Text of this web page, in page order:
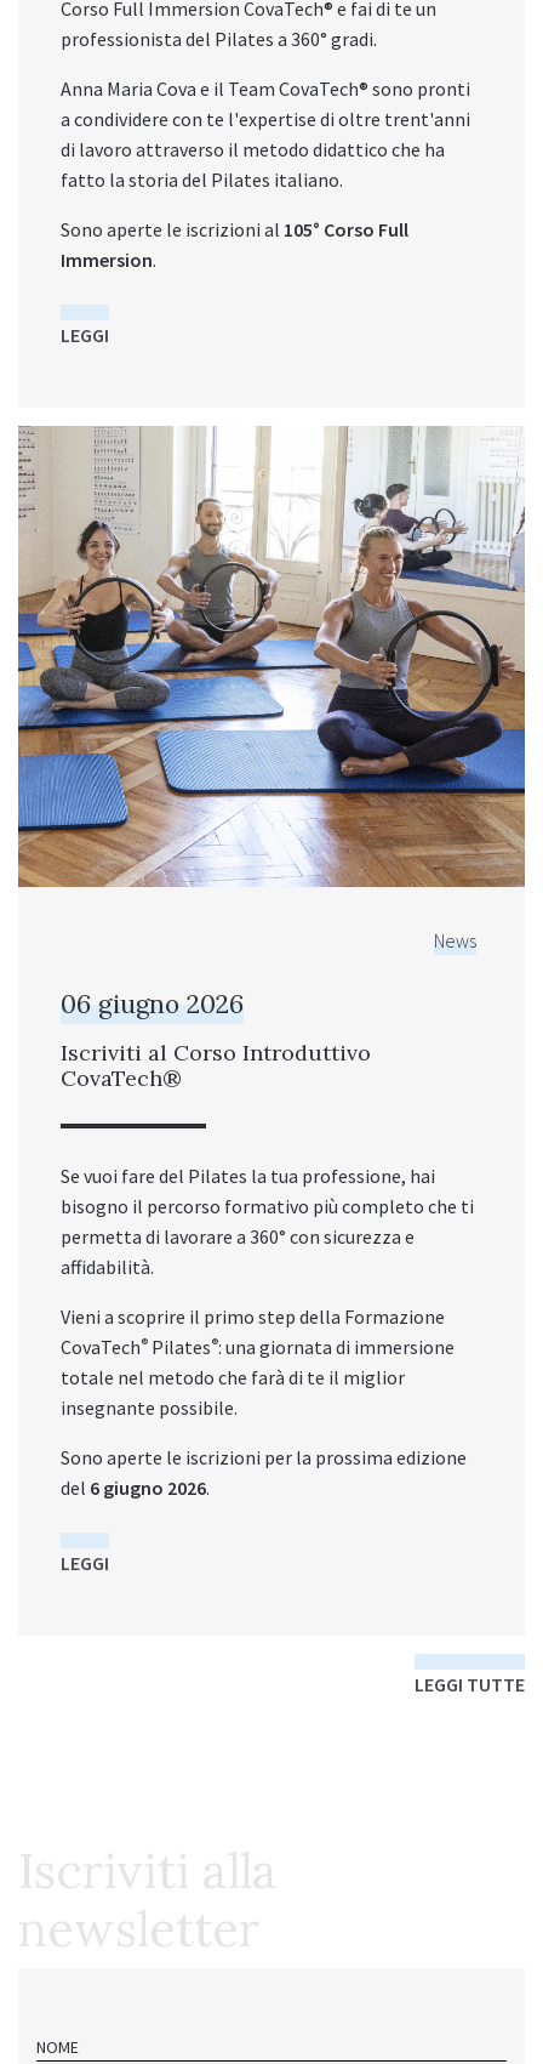
Corso Full Immersion CovaTech® e fai di te un
professionista del Pilates a 360° gradi.
Anna Maria Cova e il Team CovaTech® sono pronti
a condividere con te l'expertise di oltre trent'anni
di lavoro attraverso il metodo didattico che ha
fatto la storia del Pilates italiano.
Sono aperte le iscrizioni al 105° Corso Full
Immersion.
LEGGI
News
06 giugno 2026
Iscriviti al Corso Introduttivo
CovaTech®
Se vuoi fare del Pilates la tua professione, hai
bisogno il percorso formativo più completo che ti
permetta di lavorare a 360° con sicurezza e
affidabilità.
Vieni a scoprire il primo step della Formazione
CovaTech®Pilates®: una giornata di immersione
totale nel metodo che farà di te il miglior
insegnante possibile.
Sono aperte le iscrizioni per la prossima edizione
del 6 giugno 2026.
LEGGI
LEGGI TUTTE
Iscriviti alla
newsletter
NOME